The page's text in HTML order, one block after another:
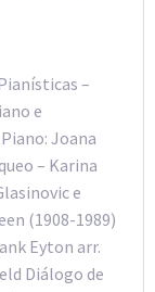
–
e
Joana
– Karina
e
(1908-1989)
Eyton arr.
Diálogo de